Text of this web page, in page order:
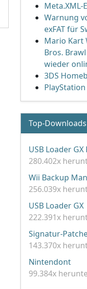
Meta.XML-
Warnung
exFAT für
Mario Kart
Bros.
wieder
3DS
Top-Downloads
USB Loader
280.402x
Wii Backup
256.039x
USB Loader GX
222.391x
Signatur-
143.370x
Nintendont
99.384x